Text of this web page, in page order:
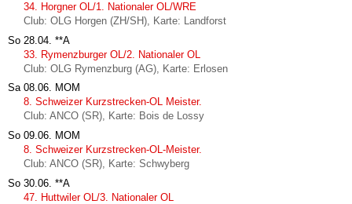
34. Horgner OL/1. Nationaler OL/WRE
Club: OLG Horgen (ZH/SH), Karte: Landforst
So 28.04. **A
33. Rymenzburger OL/2. Nationaler OL
Club: OLG Rymenzburg (AG), Karte: Erlosen
Sa 08.06. MOM
8. Schweizer Kurzstrecken-OL Meister.
Club: ANCO (SR), Karte: Bois de Lossy
So 09.06. MOM
8. Schweizer Kurzstrecken-OL-Meister.
Club: ANCO (SR), Karte: Schwyberg
So 30.06. **A
47. Huttwiler OL/3. Nationaler OL